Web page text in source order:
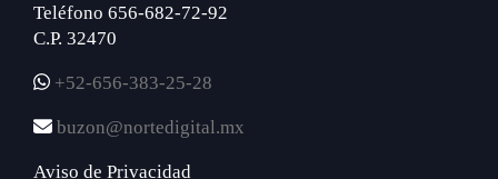
Teléfono 656-682-72-92
C.P. 32470
+52-656-383-25-28
buzon@nortedigital.mx
Aviso de Privacidad